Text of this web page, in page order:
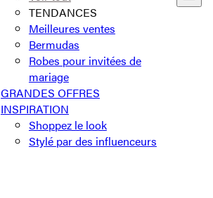
TENDANCES
Meilleures ventes
Bermudas
Robes pour invitées de
mariage
GRANDES OFFRES
INSPIRATION
Shoppez le look
Stylé par des influenceurs